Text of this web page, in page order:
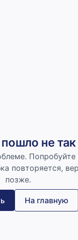
не так
Попробуйте
повторяется,
позже.
На главную